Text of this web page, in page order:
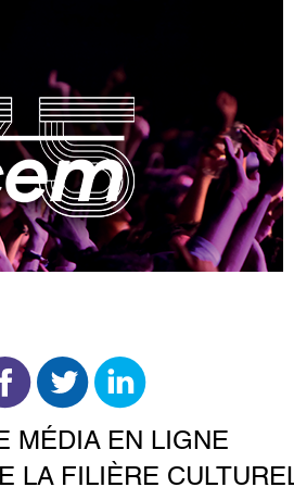
MÉDIA EN LIGNE
LA FILIÈRE